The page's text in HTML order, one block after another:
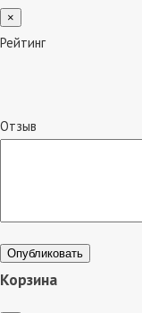
×
Рейтинг
Отзыв
Опубликовать
Корзина